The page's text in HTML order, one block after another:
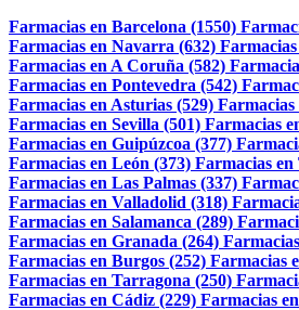
Farmacias en Barcelona (1550)
Farmacias en Navarra (632)
Farmacias en A Coruña (582)
Farmacias en Pontevedra (542)
Farmacias en Asturias (529)
Farmacias en Sevilla (501) Farmacias
Farmacias en Guipúzcoa (377)
Farmacias en León (373) Farmacias en
Farmacias en Las Palmas (337)
Farmacias en Valladolid (318)
Farmacias en Salamanca (289)
Farmacias en Granada (264)
Farmacias en Burgos (252) Farmacias
Farmacias en Tarragona (250)
Farmacias en Cádiz (229) Farmacias